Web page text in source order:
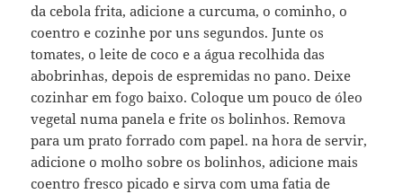
da cebola frita, adicione a curcuma, o cominho, o
coentro e cozinhe por uns segundos. Junte os
tomates, o leite de coco e a água recolhida das
abobrinhas, depois de espremidas no pano. Deixe
cozinhar em fogo baixo. Coloque um pouco de óleo
vegetal numa panela e frite os bolinhos. Remova
para um prato forrado com papel. na hora de servir,
adicione o molho sobre os bolinhos, adicione mais
coentro fresco picado e sirva com uma fatia de